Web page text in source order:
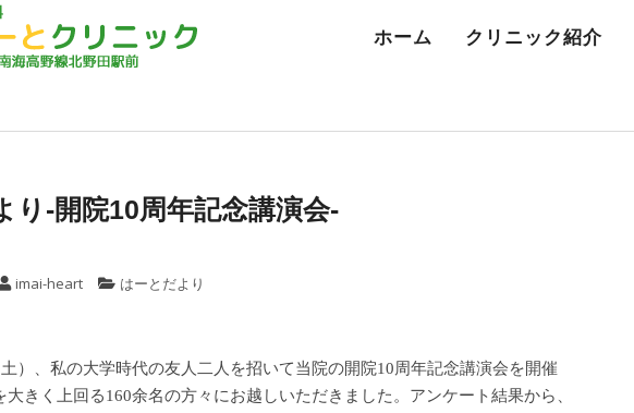
ホーム クリニック紹介
り-開院10周年記念講演会-
imai-heart はーとだより
）、私の大学時代の友人二人を招いて当院の開院10周年記念講演会を開催
大きく上回る160余名の方々にお越しいただきました。アンケート結果から、